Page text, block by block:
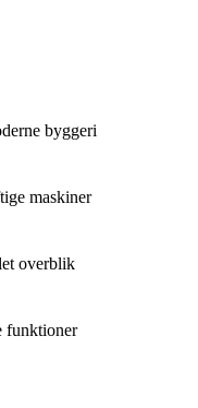
byggeri
maskiner
overblik
funktioner